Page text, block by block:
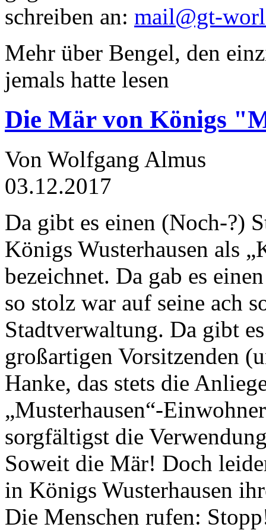
schreiben an: mail@gt-
Mehr über Bengel, den
jemals hatte lesen
Die Mär von Königs
Von Wolfgang Almus
03.12.2017
Da gibt es einen (Noch-?)
Königs Wusterhausen als
bezeichnet. Da gab es
so stolz war auf seine ach
Stadtverwaltung. Da gibt
großartigen Vorsitzenden
Hanke, das stets die
„Musterhausen“-
sorgfältigst die
Soweit die Mär! Doch
in Königs Wusterhausen
Die Menschen rufen: